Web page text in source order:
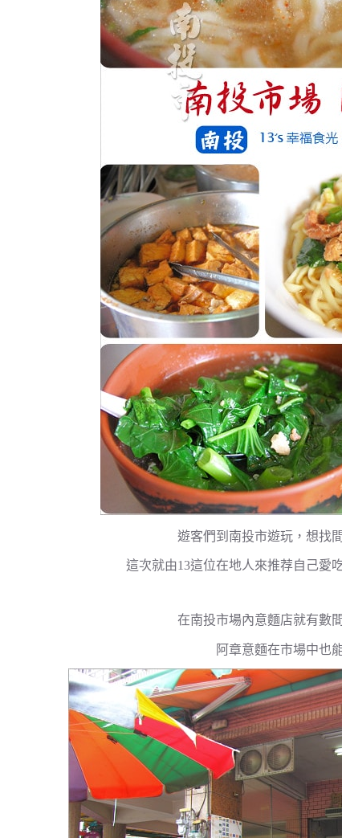
遊客們到南投市遊玩，想找
這次就由13這位在地人來推荐自己愛
在南投市場內意麵店就有數
阿章意麵在市場中也